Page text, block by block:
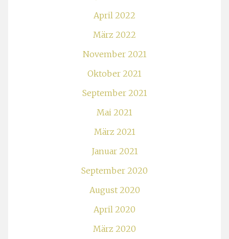
April 2022
März 2022
November 2021
Oktober 2021
September 2021
Mai 2021
März 2021
Januar 2021
September 2020
August 2020
April 2020
März 2020